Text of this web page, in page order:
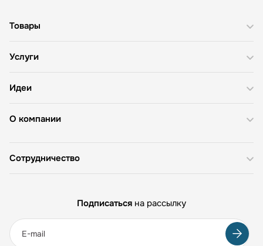
О компании
Товары
Услуги
Идеи
Сотрудничество
Подписаться на рассылку